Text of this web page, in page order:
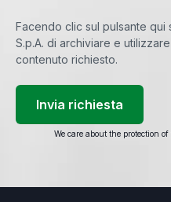
Facendo clic sul pulsante
S.p.A. di archiviare e
contenuto richiesto.
We care about the protection